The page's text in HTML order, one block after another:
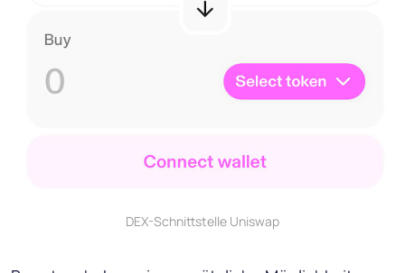
DEX-Schnittstelle Uniswap